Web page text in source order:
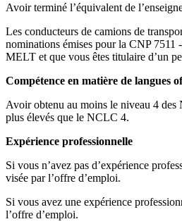
Avoir terminé l’équivalent de
Les conducteurs de camions de
nominations émises pour la CNP 7511
MELT et que vous êtes titulaire d’un
Compétence en matière de langues
Avoir obtenu au moins le niveau 4 des
plus élevés que le NCLC 4.
Expérience professionnelle
Si vous n’avez pas d’expérience
visée par l’offre d’emploi.
Si vous avez une expérience
l’offre d’emploi.